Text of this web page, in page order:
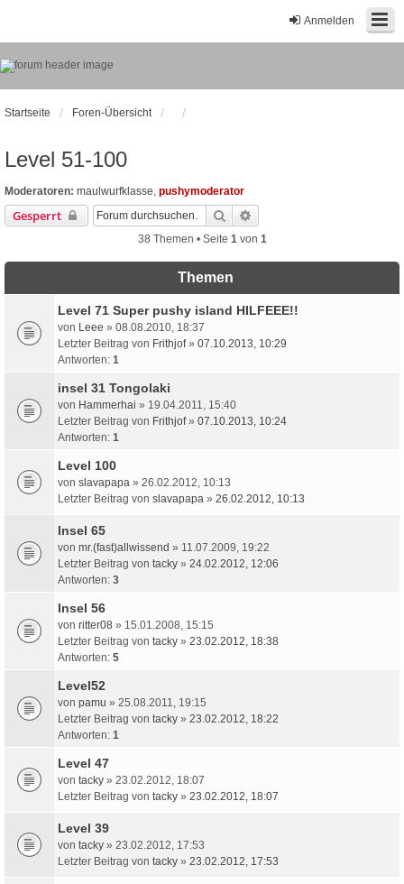
Anmelden
Startseite Foren-Übersicht
Level 51-100
Moderatoren: maulwurfklasse, pushymoderator
Gesperrt Suche
38 Themen • Seite 1von 1
Themen
Level 71 Super pushy island HILFEEE!!
von Leee » 08.08.2010, 18:37
Letzter Beitrag von Frithjof» 07.10.2013, 10:29
Antworten: 1
insel 31 Tongolaki
von Hammerhai » 19.04.2011, 15:40
Letzter Beitrag von Frithjof» 07.10.2013, 10:24
Antworten: 1
Level 100
von slavapapa » 26.02.2012, 10:13
Letzter Beitrag von slavapapa » 26.02.2012, 10:13
Insel 65
von mr.(fast)allwissend » 11.07.2009, 19:22
Letzter Beitrag von tacky » 24.02.2012, 12:06
Antworten: 3
Insel 56
von ritter08 » 15.01.2008, 15:15
Letzter Beitrag von tacky » 23.02.2012, 18:38
Antworten: 5
Level52
von pamu » 25.08.2011, 19:15
Letzter Beitrag von tacky » 23.02.2012, 18:22
Antworten: 1
Level 47
von tacky » 23.02.2012, 18:07
Letzter Beitrag von tacky » 23.02.2012, 18:07
Level 39
von tacky » 23.02.2012, 17:53
Letzter Beitrag von tacky » 23.02.2012, 17:53